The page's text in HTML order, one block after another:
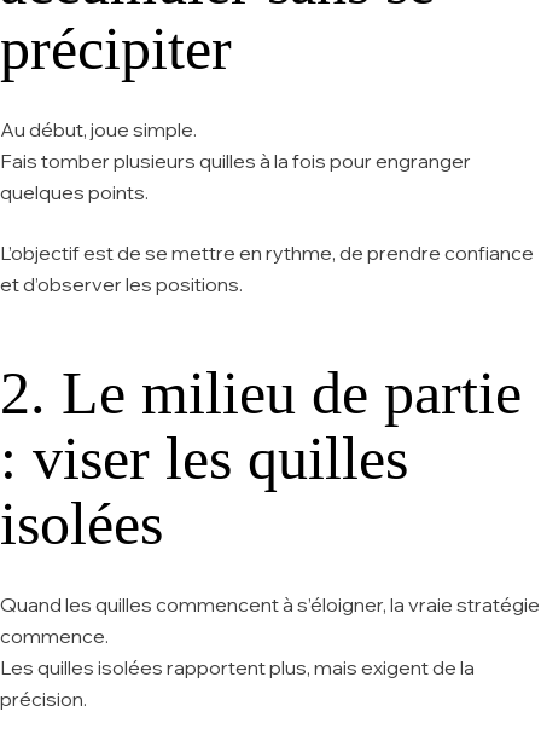
précipiter
Au début, joue simple.
Fais tomber plusieurs quilles à la fois pour engranger
quelques points.
L’objectif est de se mettre en rythme, de prendre confiance
et d’observer les positions.
2. Le milieu de partie
: viser les quilles
isolées
Quand les quilles commencent à s’éloigner, la vraie stratégie
commence.
Les quilles isolées rapportent plus, mais exigent de la
précision.